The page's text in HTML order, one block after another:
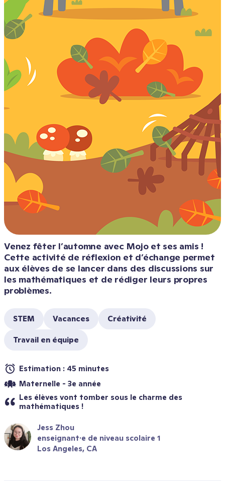
Venez fêter l’automne avec Mojo et ses amis !
Cette activité de réflexion et d’échange permet
aux élèves de se lancer dans des discussions sur
les mathématiques et de rédiger leurs propres
problèmes.
STEM Vacances Créativité
Travail en équipe
Estimation : 45 minutes
Maternelle - 3e année
Les élèves vont tomber sous le charme des
mathématiques !
Jess Zhou
enseignant·e de niveau scolaire 1
Los Angeles, CA